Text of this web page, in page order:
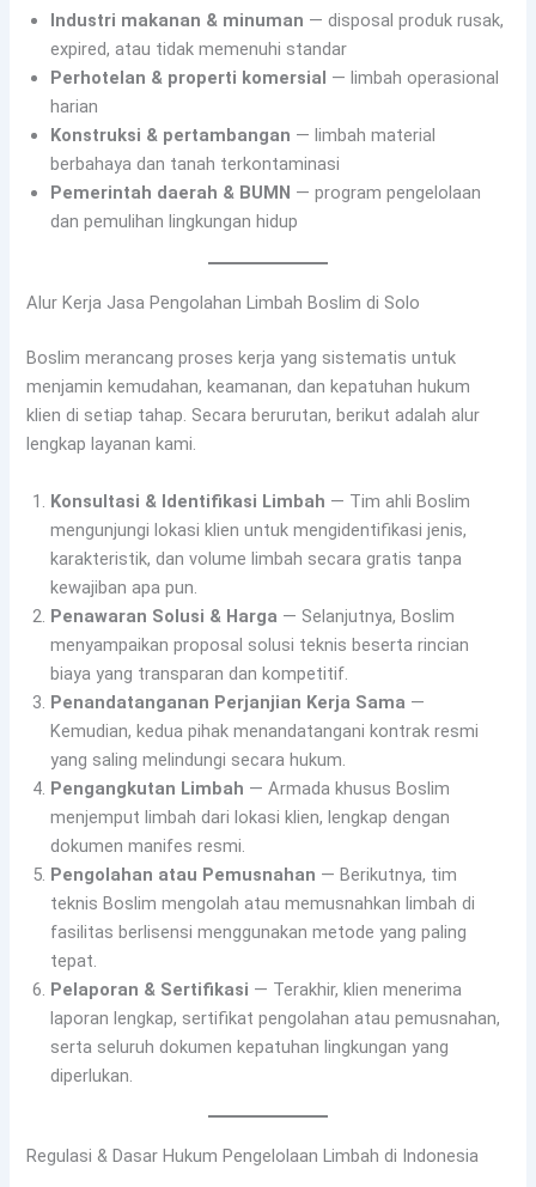
Industri makanan & minuman — disposal produk rusak,
expired, atau tidak memenuhi standar
Perhotelan & properti komersial — limbah operasional
harian
Konstruksi & pertambangan — limbah material
berbahaya dan tanah terkontaminasi
Pemerintah daerah & BUMN — program pengelolaan
dan pemulihan lingkungan hidup
Alur Kerja Jasa Pengolahan Limbah Boslim di Solo
Boslim merancang proses kerja yang sistematis untuk
menjamin kemudahan, keamanan, dan kepatuhan hukum
klien di setiap tahap. Secara berurutan, berikut adalah alur
lengkap layanan kami.
Konsultasi & Identifikasi Limbah — Tim ahli Boslim
mengunjungi lokasi klien untuk mengidentifikasi jenis,
karakteristik, dan volume limbah secara gratis tanpa
kewajiban apa pun.
Penawaran Solusi & Harga — Selanjutnya, Boslim
menyampaikan proposal solusi teknis beserta rincian
biaya yang transparan dan kompetitif.
Penandatanganan Perjanjian Kerja Sama —
Kemudian, kedua pihak menandatangani kontrak resmi
yang saling melindungi secara hukum.
Pengangkutan Limbah — Armada khusus Boslim
menjemput limbah dari lokasi klien, lengkap dengan
dokumen manifes resmi.
Pengolahan atau Pemusnahan — Berikutnya, tim
teknis Boslim mengolah atau memusnahkan limbah di
fasilitas berlisensi menggunakan metode yang paling
tepat.
Pelaporan & Sertifikasi — Terakhir, klien menerima
laporan lengkap, sertifikat pengolahan atau pemusnahan,
serta seluruh dokumen kepatuhan lingkungan yang
diperlukan.
Regulasi & Dasar Hukum Pengelolaan Limbah di Indonesia